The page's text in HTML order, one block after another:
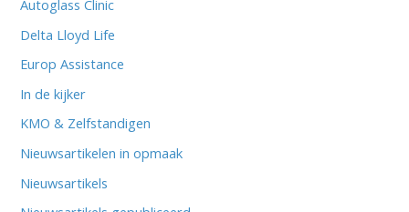
Autoglass Clinic
Delta Lloyd Life
Europ Assistance
In de kijker
KMO & Zelfstandigen
Nieuwsartikelen in opmaak
Nieuwsartikels